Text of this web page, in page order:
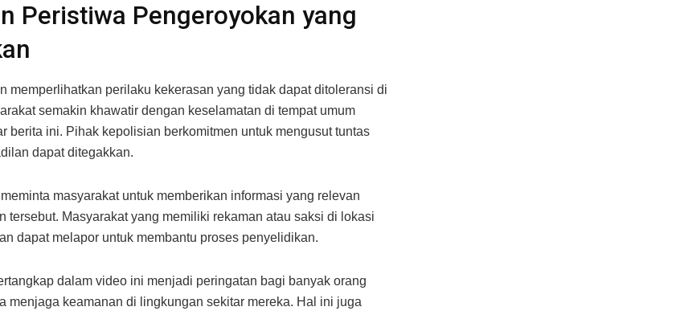
Peristiwa Pengeroyokan yang
memperlihatkan perilaku kekerasan yang tidak dapat ditoleransi di
semakin khawatir dengan keselamatan di tempat umum
berita ini. Pihak kepolisian berkomitmen untuk mengusut tuntas
dapat ditegakkan.
masyarakat untuk memberikan informasi yang relevan
tersebut. Masyarakat yang memiliki rekaman atau saksi di lokasi
dapat melapor untuk membantu proses penyelidikan.
dalam video ini menjadi peringatan bagi banyak orang
menjaga keamanan di lingkungan sekitar mereka. Hal ini juga